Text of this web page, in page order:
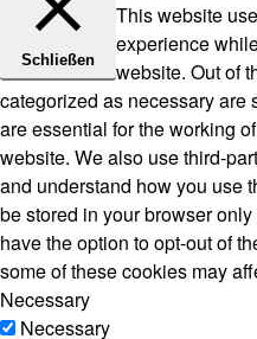
Schließen
This website
experience
website. Out of
categorized as necessary are
are essential for the working
website. We also use third-
and understand how you use
be stored in your browser
have the option to opt-out of
some of these cookies may
Necessary
Necessary